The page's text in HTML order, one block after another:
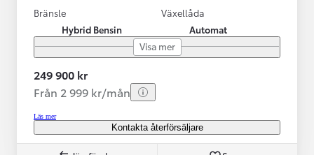
Bränsle
Hybrid Bensin
Växellåda
Automat
Visa mer
249 900 kr
Från 2 999 kr/mån
Läs mer
Kontakta återförsäljare